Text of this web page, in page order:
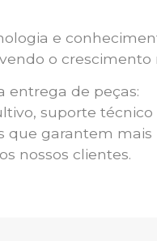
e
o crescimento
entrega de peças:
suporte técnico
que garantem mais
nossos clientes.